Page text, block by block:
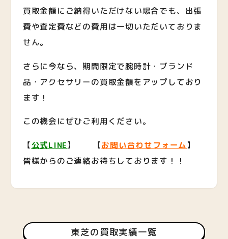
買取金額にご納得いただけない場合でも、出張
費や査定費などの費用は一切いただいておりま
せん。
さらに今なら、期間限定で腕時計・ブランド
品・アクセサリーの買取金額をアップしており
ます！
この機会にぜひご利用ください。
【公式LINE】 【お問い合わせフォーム】
皆様からのご連絡お待ちしております！！
東芝の買取実績一覧